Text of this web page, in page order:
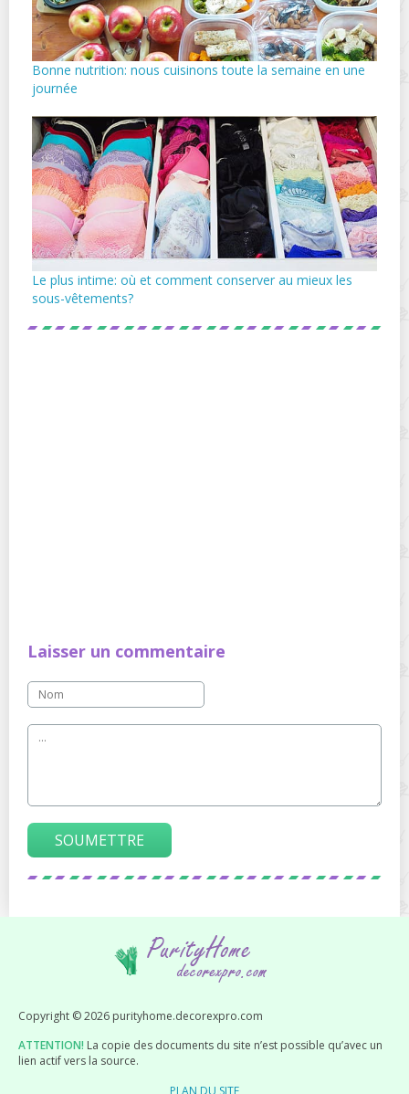
Bonne nutrition: nous cuisinons toute la semaine en une
journée
Le plus intime: où et comment conserver au mieux les
sous-vêtements?
Laisser un commentaire
SOUMETTRE
Copyright © 2026 purityhome.decorexpro.com
ATTENTION! La copie des documents du site n’est possible qu’avec un
lien actif vers la source.
PLAN DU SITE